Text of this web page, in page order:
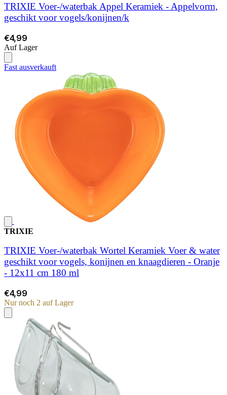
TRIXIE Voer-/waterbak Appel Keramiek - Appelvorm,
geschikt voor vogels/konijnen/k
€4,99
Auf Lager
Fast ausverkauft
TRIXIE
TRIXIE Voer-/waterbak Wortel Keramiek Voer & water
geschikt voor vogels, konijnen en knaagdieren - Oranje
- 12x11 cm 180 ml
€4,99
Nur noch 2 auf Lager